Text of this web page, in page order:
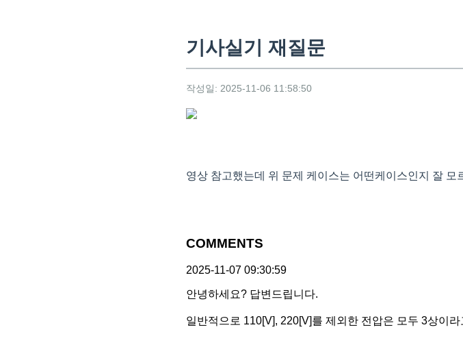
기사실기 재질문
작성일: 2025-11-06 11:58:50
영상 참고했는데 위 문제 케이스는 어떤케이스인지 잘 모
COMMENTS
2025-11-07 09:30:59
안녕하세요? 답변드립니다.
일반적으로 110[V], 220[V]를 제외한 전압은 모두 3상이